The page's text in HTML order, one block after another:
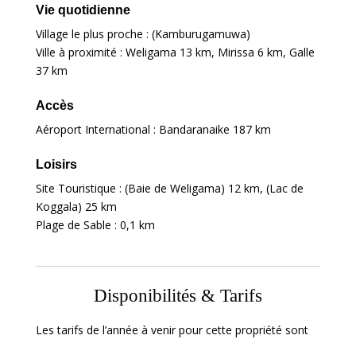
Vie quotidienne
Village le plus proche : (Kamburugamuwa)
Ville à proximité : Weligama 13 km, Mirissa 6 km, Galle
37 km
Accès
Aéroport International : Bandaranaike 187 km
Loisirs
Site Touristique : (Baie de Weligama) 12 km, (Lac de
Koggala) 25 km
Plage de Sable : 0,1 km
Disponibilités & Tarifs
Les tarifs de l’année à venir pour cette propriété sont